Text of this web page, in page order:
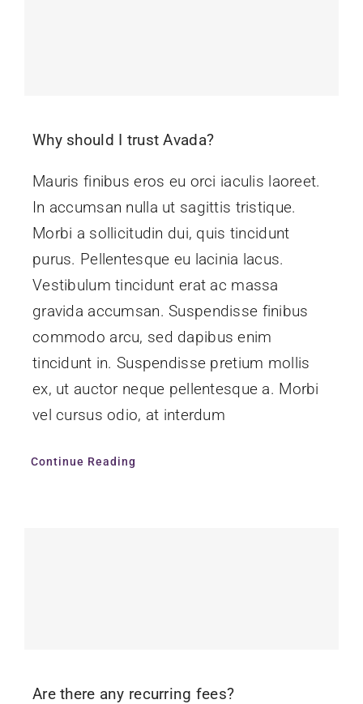
Why should I trust Avada?
Mauris finibus eros eu orci iaculis laoreet.
In accumsan nulla ut sagittis tristique.
Morbi a sollicitudin dui, quis tincidunt
purus. Pellentesque eu lacinia lacus.
Vestibulum tincidunt erat ac massa
gravida accumsan. Suspendisse finibus
commodo arcu, sed dapibus enim
tincidunt in. Suspendisse pretium mollis
ex, ut auctor neque pellentesque a. Morbi
vel cursus odio, at interdum
Continue Reading
Are there any recurring fees?